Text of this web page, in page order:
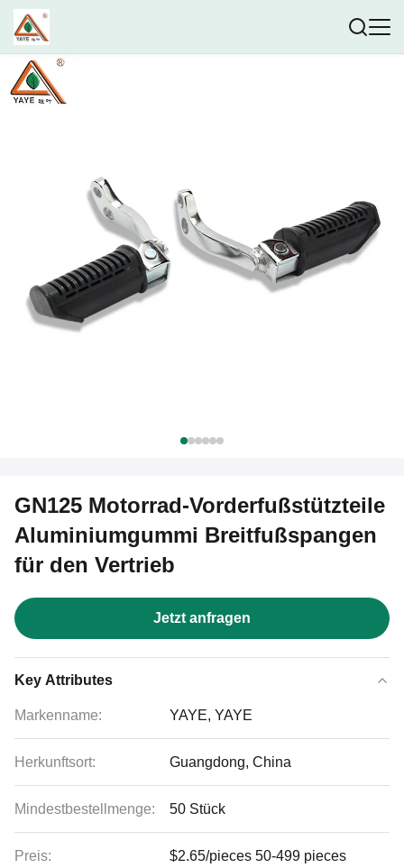
GN125 Motorrad-Vorderfußstützteile
Aluminiumgummi Breitfußspangen
für den Vertrieb
Jetzt anfragen
Key Attributes
Markenname: YAYE, YAYE
Herkunftsort: Guangdong, China
Mindestbestellmenge: 50 Stück
Preis: $2.65/pieces 50-499 pieces